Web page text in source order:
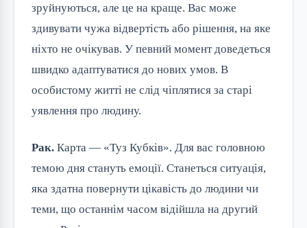
зруйнуються, але це на краще. Вас може
здивувати чужа відвертість або рішення, на яке
ніхто не очікував. У певний момент доведеться
швидко адаптуватися до нових умов. В
особистому житті не слід чіплятися за старі
уявлення про людину.
Рак. Карта — «Туз Кубків». Для вас головною
темою дня стануть емоції. Станеться ситуація,
яка здатна повернути цікавість до людини чи
теми, що останнім часом відійшла на другий